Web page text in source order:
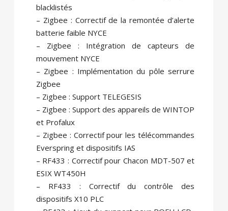
blacklistés
– Zigbee : Correctif de la remontée d’alerte
batterie faible NYCE
– Zigbee : Intégration de capteurs de
mouvement NYCE
– Zigbee : Implémentation du pôle serrure
Zigbee
– Zigbee : Support TELEGESIS
– Zigbee : Support des appareils de WINTOP
et Profalux
– Zigbee : Correctif pour les télécommandes
Everspring et dispositifs IAS
– RF433 : Correctif pour Chacon MDT-507 et
ESIX WT450H
– RF433 : Correctif du contrôle des
dispositifs X10 PLC